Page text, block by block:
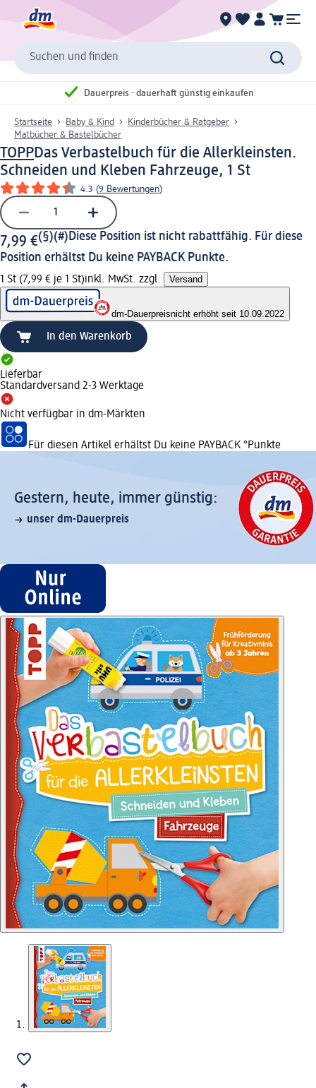
Suchen und finden
Dauerpreis - dauerhaft günstig einkaufen
Startseite Baby & Kind
Kinderbücher & Ratgeber
Malbücher & Bastelbücher
TOPPDas Verbastelbuch für die Allerkleinsten.
Schneiden und Kleben Fahrzeuge, 1 St
4.3 (9 Bewertungen)
7,99 €(§)(#)Diese Position ist nicht rabattfähig. Für diese
Position erhältst Du keine PAYBACK Punkte.
1 St (7,99 € je 1 St)inkl. MwSt. zzgl. Versand
dm-Dauerpreisnicht erhöht seit 10.09.2022
In den Warenkorb
Lieferbar
Standardversand 2-3 Werktage
Nicht verfügbar in dm-Märkten
Für diesen Artikel erhältst Du keine PAYBACK °Punkte
Gestern, heute, immer günstig:
unser dm-Dauerpreis